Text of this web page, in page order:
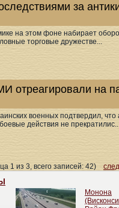
за
на этом фоне набирает
торговые дружестве...
отреагировали на
военных подтвердил,
действия не
1 из 3, всего записей: 42)